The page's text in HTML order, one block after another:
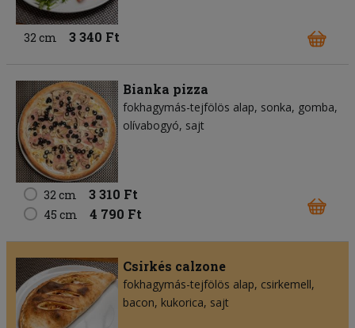
32 cm 3 340 Ft
Bianka pizza
fokhagymás-tejfölös alap sonka gomba
olívabogyó sajt
32 cm 3 310 Ft
45 cm 4 790 Ft
Csirkés calzone
fokhagymás-tejfölös alap csirkemell
bacon kukorica sajt